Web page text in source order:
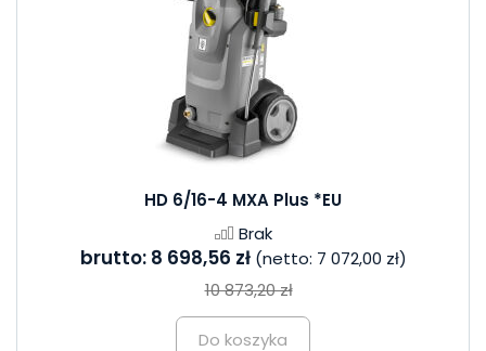
HD 6/16-4 MXA Plus *EU
Brak
brutto: 8 698,56 zł (netto: 7 072,00 zł)
10 873,20 zł
Do koszyka